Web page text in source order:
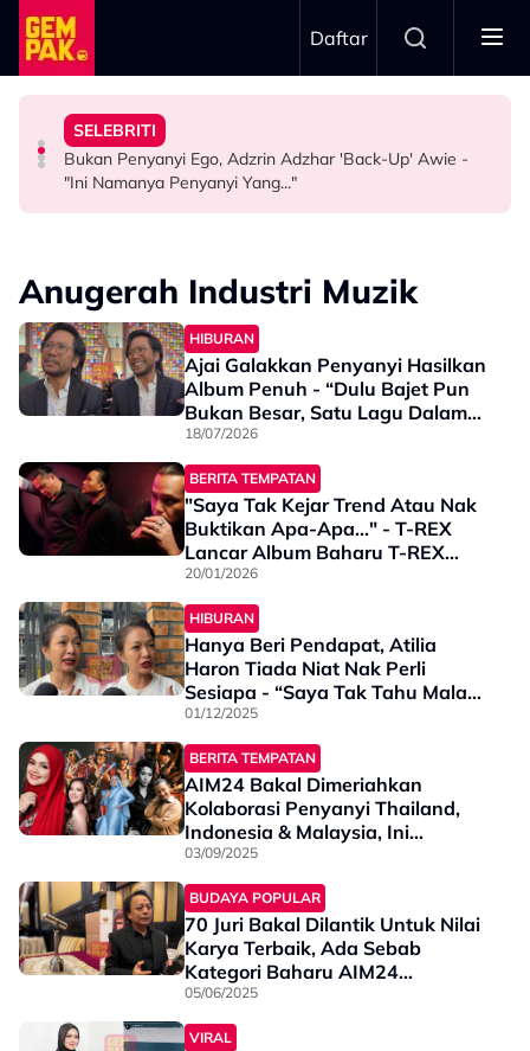
Skip to main content
Daftar
SELEBRITI
Stacy Rindu Zaman Persembahan 'All Out', Kongsi
Gelagat Penari Ketika Praktis - "Memang Kena Jeling..."
SELEBRITI
Bukan Penyanyi Ego, Adzrin Adzhar 'Back-Up' Awie -
"Ini Namanya Penyanyi Yang..."
HIBURAN
Intan Najuwa Timang Anak Perempuan Kedua, Beri
Nama…
SELEBRITI
"Aku Ada Kisah Yang Satu Malaysia Pernah Tahu & Tak
Pernah Lupakan..." - Yassin Yahya
Anugerah Industri Muzik
HIBURAN
Ajai Galakkan Penyanyi Hasilkan
Album Penuh - “Dulu Bajet Pun
Bukan Besar, Satu Lagu Dalam
RM3,000 Ke…”
18/07/2026
BERITA TEMPATAN
"Saya Tak Kejar Trend Atau Nak
Buktikan Apa-Apa..." - T-REX
Lancar Album Baharu T-REX
Kembali Menyala
20/01/2026
HIBURAN
Hanya Beri Pendapat, Atilia
Haron Tiada Niat Nak Perli
Sesiapa - “Saya Tak Tahu Malam
Itu Ada AIM…”
01/12/2025
BERITA TEMPATAN
AIM24 Bakal Dimeriahkan
Kolaborasi Penyanyi Thailand,
Indonesia & Malaysia, Ini
Senarainya
03/09/2025
BUDAYA POPULAR
70 Juri Bakal Dilantik Untuk Nilai
Karya Terbaik, Ada Sebab
Kategori Baharu AIM24
Diwujudkan - “Langkah Ini Bukan
Bertujuan…”
05/06/2025
VIRAL